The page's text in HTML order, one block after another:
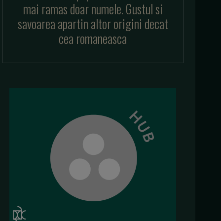
mai ramas doar numele. Gustul si
savoarea apartin altor origini decat
cea romaneasca